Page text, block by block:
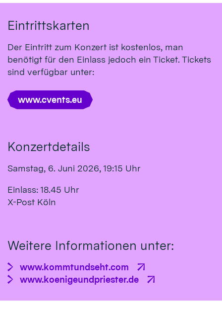
Eintrittskarten
Der Eintritt zum Konzert ist kostenlos, man
benötigt für den Einlass jedoch ein Ticket. Tickets
sind verfügbar unter:
www.cvents.eu
Konzertdetails
Samstag, 6. Juni 2026, 19:15 Uhr
Einlass: 18.45 Uhr
X-Post Köln
Weitere Informationen unter:
www.kommtundseht.com
www.koenigeundpriester.de